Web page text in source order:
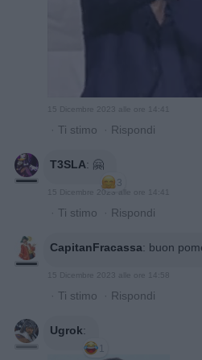
15 Dicembre 2023 alle ore 14:41
· Ti stimo · Rispondi
T3SLA: 🤗
3
15 Dicembre 2023 alle ore 14:41
· Ti stimo · Rispondi
CapitanFracassa: buon
15 Dicembre 2023 alle ore 14:58
· Ti stimo · Rispondi
Ugrok:
1